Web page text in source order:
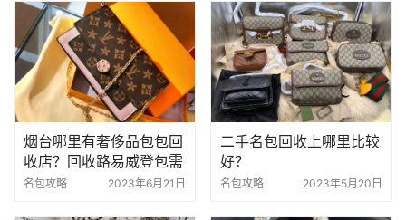
烟台哪里有奢侈品包包回
收店？回收路易威登包需
要多少钱？
名包攻略 2023年6月21日
二手名包回收上哪里比较
好？
名包攻略 2023年5月20日